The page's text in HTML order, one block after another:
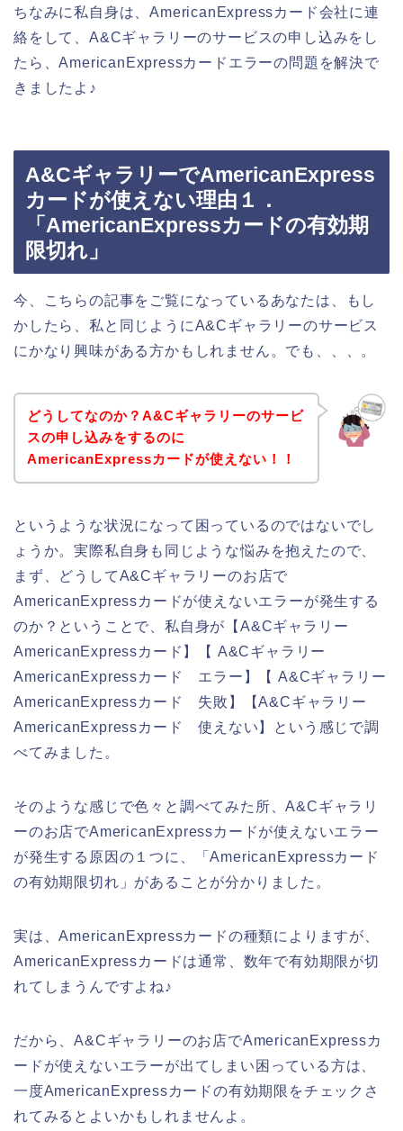
ちなみに私自身は、AmericanExpressカード会社に連
絡をして、A&Cギャラリーのサービスの申し込みをし
たら、AmericanExpressカードエラーの問題を解決で
きましたよ♪
A&CギャラリーでAmericanExpress
カードが使えない理由１．
「AmericanExpressカードの有効期
限切れ」
今、こちらの記事をご覧になっているあなたは、もし
かしたら、私と同じようにA&Cギャラリーのサービス
にかなり興味がある方かもしれません。でも、、、。
どうしてなのか？A&Cギャラリーのサービ
スの申し込みをするのに
AmericanExpressカードが使えない！！
というような状況になって困っているのではないでし
ょうか。実際私自身も同じような悩みを抱えたので、
まず、どうしてA&Cギャラリーのお店で
AmericanExpressカードが使えないエラーが発生する
のか？ということで、私自身が【A&Cギャラリー
AmericanExpressカード】【 A&Cギャラリー
AmericanExpressカード エラー】【 A&Cギャラリー
AmericanExpressカード 失敗】【A&Cギャラリー
AmericanExpressカード 使えない】という感じで調
べてみました。
そのような感じで色々と調べてみた所、A&Cギャラリ
ーのお店でAmericanExpressカードが使えないエラー
が発生する原因の１つに、「AmericanExpressカード
の有効期限切れ」があることが分かりました。
実は、AmericanExpressカードの種類によりますが、
AmericanExpressカードは通常、数年で有効期限が切
れてしまうんですよね♪
だから、A&Cギャラリーのお店でAmericanExpressカ
ードが使えないエラーが出てしまい困っている方は、
一度AmericanExpressカードの有効期限をチェックさ
れてみるとよいかもしれませんよ。